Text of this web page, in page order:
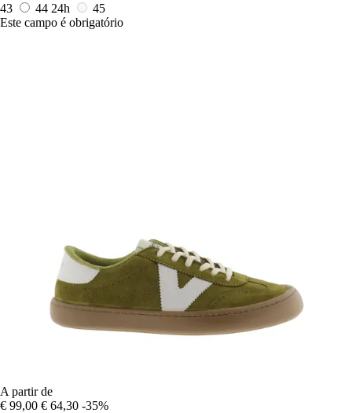
43
44 24h
45
Este campo é obrigatório
A partir de
€ 99,00 € 64,30 -35%